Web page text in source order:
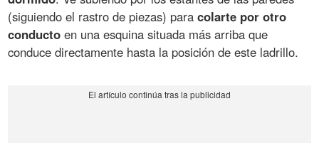
(siguiendo el rastro de piezas) paracolarte por otro
conducto en una esquina situada más arriba que
conduce directamente hasta la posición de este ladrillo.